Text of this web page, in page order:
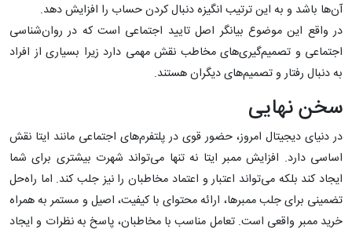
آن‌ها باشد و به این ترتیب انگیزه دنبال کردن حساب را افزایش دهد.
در واقع این موضوع بیانگر اصل تایید اجتماعی است که در روان‌شناسی
اجتماعی و تصمیم‌گیری‌های مخاطب نقش مهمی دارد زیرا بسیاری از افراد
به دنبال رفتار و تصمیم‌های دیگران هستند.
سخن نهایی
در دنیای دیجیتال امروز، حضور قوی در پلتفرم‌های اجتماعی مانند ایتا نقش
اساسی دارد. افزایش ممبر ایتا نه تنها می‌تواند شهرت بیشتری برای شما
ایجاد کند بلکه می‌تواند اعتبار و اعتماد مخاطبان را نیز جلب کند. اما راه‌حل
تضمینی برای جلب ممبرها، ارائه محتوای با کیفیت، اصیل و مستمر به همراه
خرید ممبر واقعی است. تعامل مناسب با مخاطبان، پاسخ به نظرات و ایجاد